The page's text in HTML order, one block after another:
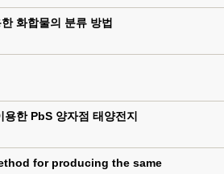
화합물의 분류 방법
한 PbS 양자점 태양전지
for producing the same